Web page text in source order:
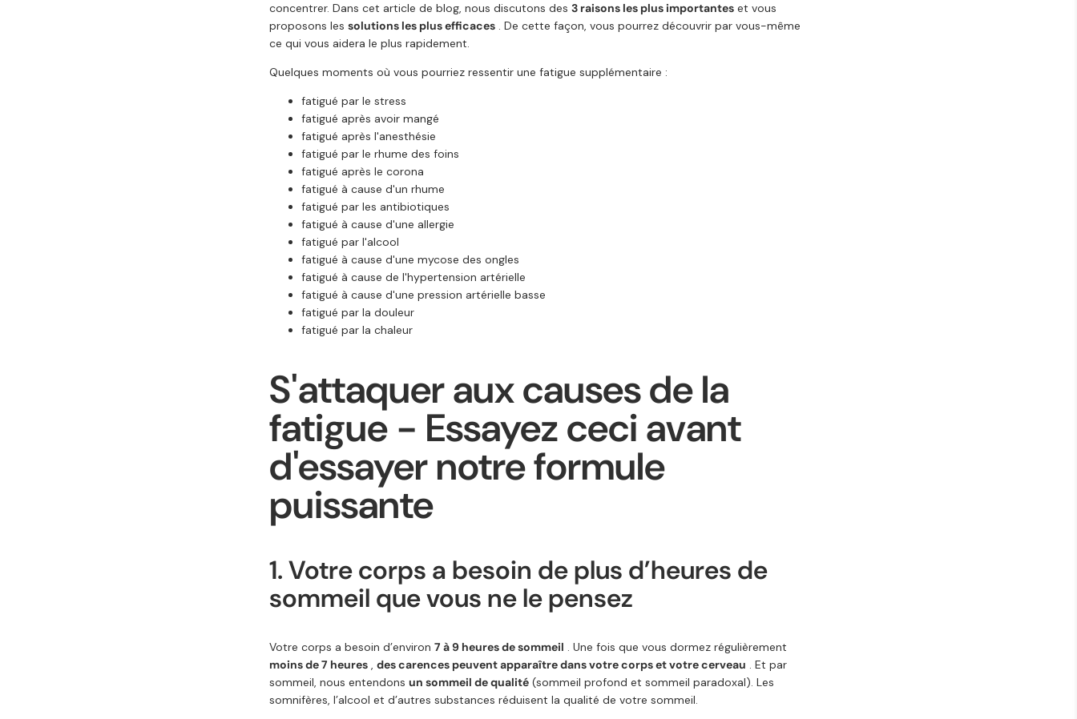
concentrer. Dans cet article de blog, nous discutons des 3 raisons les plus importantes et vous
proposons les solutions les plus efficaces . De cette façon, vous pourrez découvrir par vous-même
ce qui vous aidera le plus rapidement.
Quelques moments où vous pourriez ressentir une fatigue supplémentaire :
fatigué par le stress
fatigué après avoir mangé
fatigué après l'anesthésie
fatigué par le rhume des foins
fatigué après le corona
fatigué à cause d'un rhume
fatigué par les antibiotiques
fatigué à cause d'une allergie
fatigué par l'alcool
fatigué à cause d'une mycose des ongles
fatigué à cause de l'hypertension artérielle
fatigué à cause d'une pression artérielle basse
fatigué par la douleur
fatigué par la chaleur
S'attaquer aux causes de la
fatigue - Essayez ceci avant
d'essayer notre formule
puissante
1. Votre corps a besoin de plus d’heures de
sommeil que vous ne le pensez
Votre corps a besoin d’environ 7 à 9 heures de sommeil . Une fois que vous dormez régulièrement
moins de 7 heures , des carences peuvent apparaître dans votre corps et votre cerveau . Et par
sommeil, nous entendons un sommeil de qualité (sommeil profond et sommeil paradoxal). Les
somnifères, l’alcool et d’autres substances réduisent la qualité de votre sommeil.